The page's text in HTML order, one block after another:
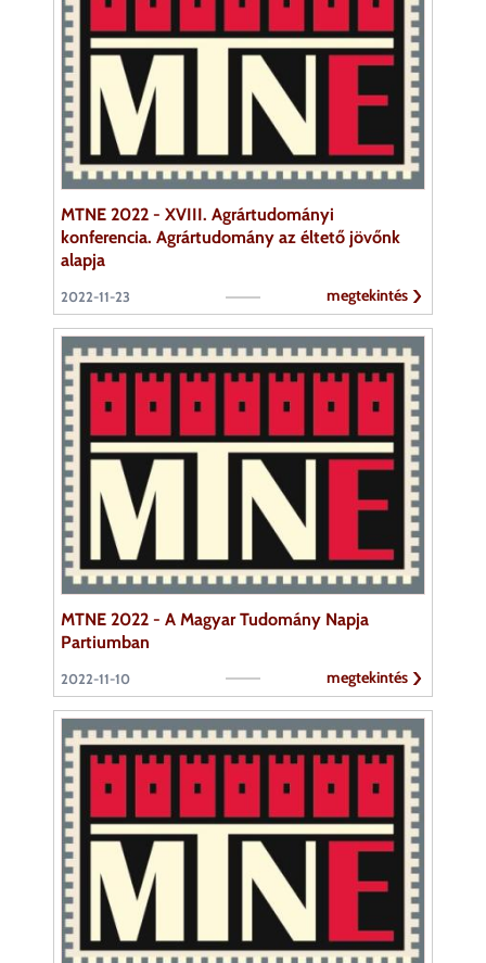
MTNE 2022 - XVIII. Agrártudományi
konferencia. Agrártudomány az éltető jövőnk
alapja
megtekintés
2022-11-23
MTNE 2022 - A Magyar Tudomány Napja
Partiumban
megtekintés
2022-11-10